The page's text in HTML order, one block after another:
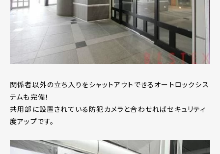
関係者以外の立ち入りをシャットアウトできるオートロックシス
テムも完備！
共用部に設置されている防犯カメラと合わせればセキュリティ
度アップです。